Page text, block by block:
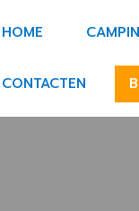
HOME
CONTACTEN